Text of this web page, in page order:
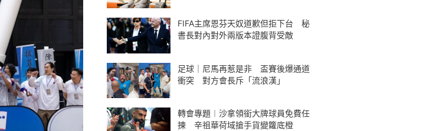
FIFA主席恩芬天奴道歉但拒下台 秘
書長對內對外兩版本證腹背受敵
足球｜尼馬再惹是非 盃賽後爆通道
衝突 對方會長斥「流浪漢」
轉會專題︱沙拿領銜大牌球員免費任
揀 辛祖華荷域搶手貨變籮底橙